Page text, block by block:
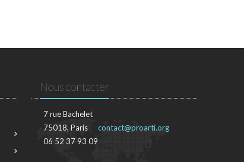
Nous contacter
7 rue Bachelet
75018, Paris
06 52 37 93 09
contact@proarti.org